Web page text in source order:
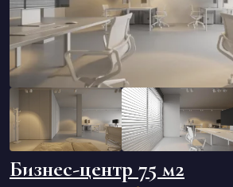
Бизнес-центр 75 м2